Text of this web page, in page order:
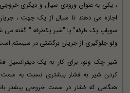
، یکی به عنوان ورودی سیال و دیگری
اجازه می دهند تا سیال از یک جهت ، جریان
سوپاپ یک طرفه" یا "شیر یکطرفه " گفته
ولو جلوگیری از جریان برگشتی در سیستم
شیر چک ولو، برای کار به یک دیفرانسیل
کردن شیر به فشار بیشتری نسبت به سمت
هنگامی که فشار در سمت خروجی بیشتر